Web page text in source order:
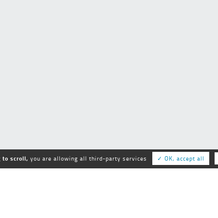
to scroll, you are allowing all third-party services ✓ OK, accept all